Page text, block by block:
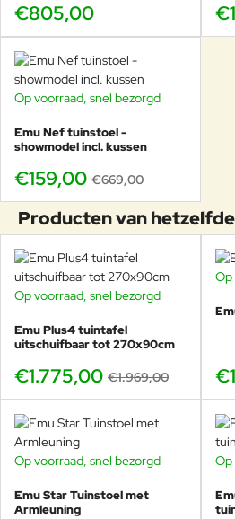
Onderhoud & levensduur
De hoogwaardige rope is kleurvast,
geschikt voor intensieve
water en een mild
houden kan deze jaarlijks worden
of zand te verwijderen.
vakmanschap van Emu blijft deze 3-
topconditie, zelfs bij intensief
settings.
Combineert perfect met
Emu Antigua pouf
Emu Antigua daybed
Emu Antigua 2-zits sofa
Emu Antigua koffietafel
Emu antigua salontafel
Speelse Terramare
Luxe design parasols
€805,00
SHOWMODEL
Op voorraad, snel bezorgd
Emu Nef tuinstoel -
showmodel incl. kussen
€159,00 €669,00
Producten van
-10%
Op voorraad, snel bezorgd
Emu Plus4 tuintafel
uitschuifbaar tot 270x90cm
€1.775,00 €1.969,00
Op
-20%
Op voorraad, snel bezorgd
Emu Star Tuinstoel met
Armleuning
Op